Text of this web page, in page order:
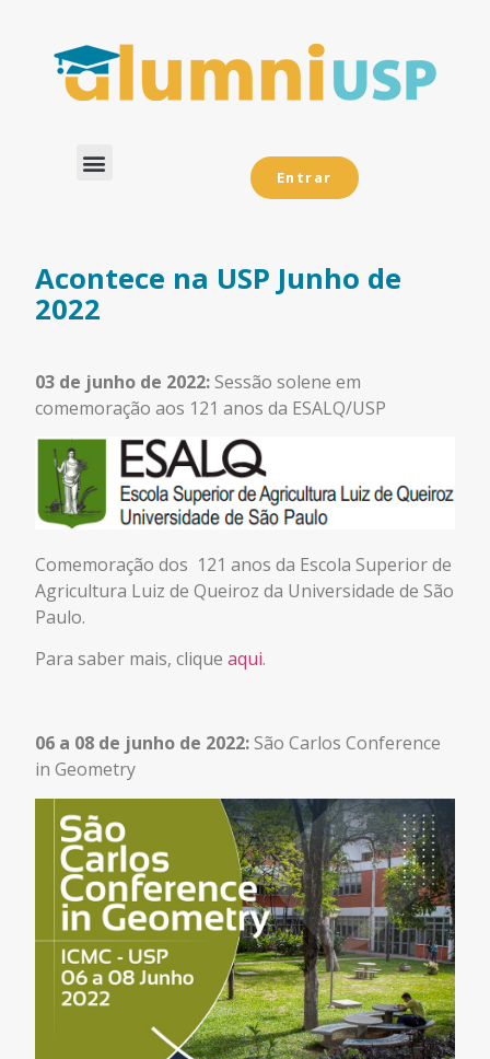
Entrar
Acontece na USP Junho de
2022
03 de junho de 2022:Sessão solene em
comemoração aos 121 anos da ESALQ/USP
Comemoração dos 121 anos da Escola Superior de
Agricultura Luiz de Queiroz da Universidade de São
Paulo.
Para saber mais, clique aqui.
06 a 08 de junho de 2022:São Carlos Conference
in Geometry